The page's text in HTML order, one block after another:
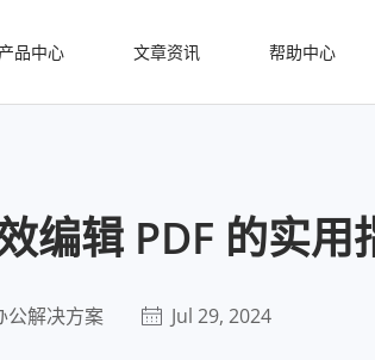
产品中心 文章资讯 帮助中心
编辑 PDF 的实用
公解决方案 Jul 29, 2024